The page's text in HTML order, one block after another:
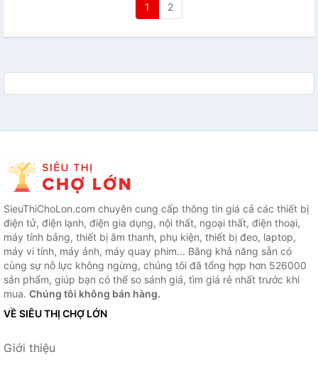
1 2
SieuThiChoLon.com chuyên cung cấp thông tin giá cả các thiết bị
điện tử, điện lạnh, điện gia dụng, nội thất, ngoại thất, điện thoại,
máy tính bảng, thiết bị âm thanh, phụ kiện, thiết bị đeo, laptop,
máy vi tính, máy ảnh, máy quay phim... Bằng khả năng sẵn có
cùng sự nỗ lực không ngừng, chúng tôi đã tổng hợp hơn 526000
sản phẩm, giúp bạn có thể so sánh giá, tìm giá rẻ nhất trước khi
mua. Chúng tôi không bán hàng.
VỀ SIÊU THỊ CHỢ LỚN
Giới thiệu